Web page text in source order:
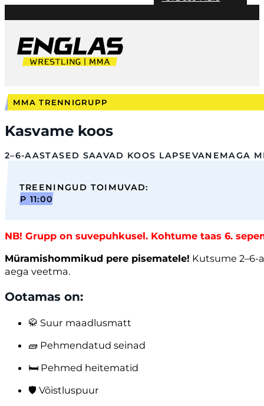
MMA TRENNIGRUPP
Kasvame koos
2–6-AASTASED SAAVAD KOOS LAPSEVANEMAGA
TREENINGUD TOIMUVAD:
⁠P 11:00
NB! Grupp on suvepuhkusel. Kohtume taas 6.
Müramishommikud pere pisematele! Kutsume 2–6-
aega veetma.
Ootamas on:
🥋 Suur maadlusmatt
🧱 Pehmendatud seinad
🛏️ Pehmed heitematid
🛡️ Võistluspuur